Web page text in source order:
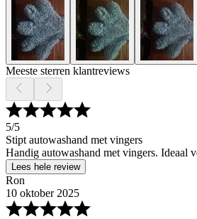
Meeste sterren klantreviews
5/5
Stipt autowashand met vingers
Handig autowashand met vingers. Ideaal
Lees hele review
Ron
10 oktober 2025